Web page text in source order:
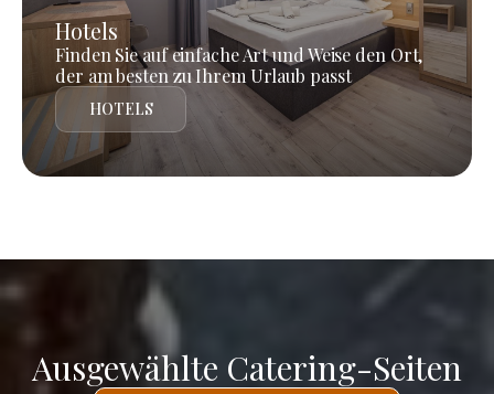
Hotels
Finden Sie auf einfache Art und Weise den Ort,
der am besten zu Ihrem Urlaub passt
HOTELS
Ausgewählte Catering-Seiten